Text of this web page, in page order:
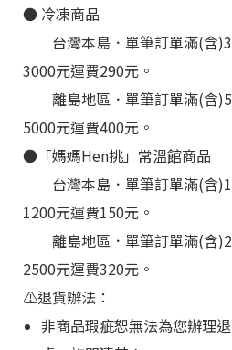
● 冷凍商品
台灣本島．單筆訂單滿(含
3000元運費290元。
離島地區 ． 單筆訂單滿(含
5000元運費400元。
● 「媽媽Hen挑」 常溫館商品
台灣本島 ． 單筆訂單滿(含
1200元運費150元。
離島地區 ． 單筆訂單滿(含
2500元運費320元。
⚠️退貨辦法：
非商品瑕疵恕無法為您辦理